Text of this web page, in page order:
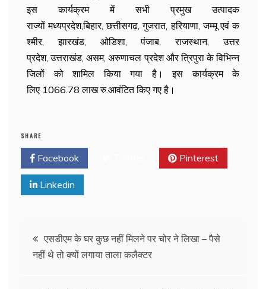
इस कार्यक्रम में सभी प्रमुख उत्पादक
राज्यों मध्यप्रदेश,बिहार, छत्तीसगढ़, गुजरात, हरियाणा, जम्मू एवं क
श्मीर, झारखंड, ओडिशा, पंजाब, राजस्थान, उत्तर
प्रदेश, उत्तराखंड, असम, अरुणाचल प्रदेश और त्रिपुरा के विभिन्न
जिलों को शामिल किया गया है। इस कार्यक्रम के
लिए 1066.78 लाख रु.आवंटित किए गए है।
SHARE
Facebook Pinterest
Linkedin
एसडीएम के घर कुछ नहीं मिलने पर चोर ने लिखा – पैसे
नहीं थे तो क्यों लगाया ताला कलैक्टर